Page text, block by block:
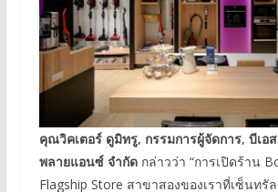
คุณวิคเตอร์ ดูมิทรู, กรรมการผู้จัดการ, บีเอ
พลายแอนซ์ จำกัดกล่าวว่า “การเปิดร้าน
Flagship Store สาขาสองของเราที่เซ็นทรั